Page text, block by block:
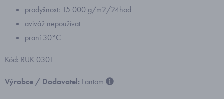
prodyšnost: 15 000 g/m2/24hod
aviváž nepoužívat
praní 30°C
Kód: RUK 0301
Výrobce / Dodavatel: Fantom